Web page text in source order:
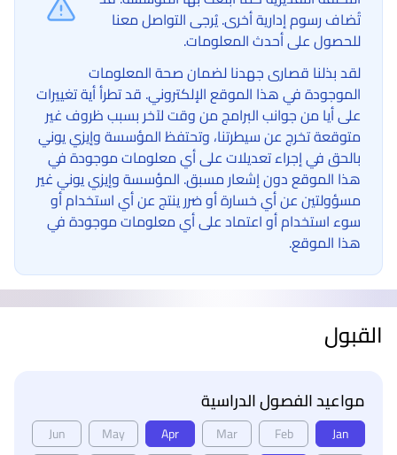
تُضاف رسوم إدارية أخرى. يُرجى التواصل معنا
للحصول على أحدث المعلومات.
لقد بذلنا قصارى جهدنا لضمان صحة المعلومات
الموجودة في هذا الموقع الإلكتروني. قد تطرأ أية تغييرات
على أيا من جوانب البرامج من وقت لآخر بسبب ظروف غير
متوقعة تخرج عن سيطرتنا، وتحتفظ المؤسسة وإيزي يوني
بالحق في إجراء تعديلات على أي معلومات موجودة في
هذا الموقع دون إشعار مسبق. المؤسسة وإيزي يوني غير
مسؤولتين عن أي خسارة أو ضرر ينتج عن أي استخدام أو
سوء استخدام أو اعتماد على أي معلومات موجودة في
هذا الموقع.
القبول
مواعيد الفصول الدراسية
Jan
Feb
Mar
Apr
May
Jun